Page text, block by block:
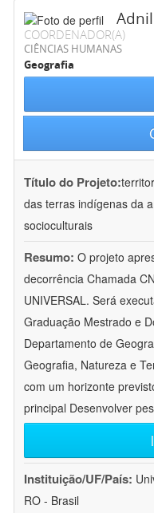
COORDENADOR(A)
CIÊNCIAS HUMANAS
Geografia
Título do Projeto:
das terras indígenas da
socioculturais
Resumo: O projeto
decorrência Chamada
UNIVERSAL. Será
Graduação Mestrado e
Departamento de
Geografia, Natureza e
com um horizonte
principal Desenvolver
Instituição/UF/País:
RO - Brasil